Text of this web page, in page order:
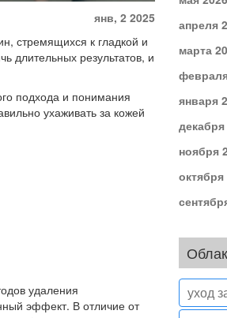
янв, 2 2025
стремящихся к гладкой и
длительных результатов, и
подхода и понимания
ухаживать за кожей
удаления
эффект. В отличие от
апреля
марта
января
ноября
октября
уход